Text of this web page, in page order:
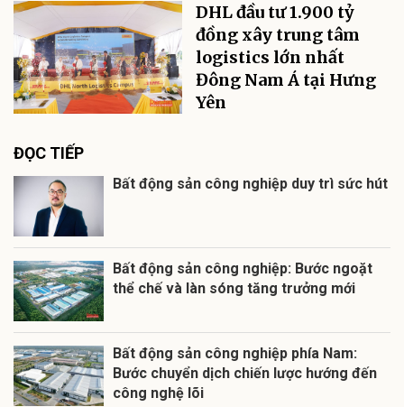
DHL đầu tư 1.900 tỷ
đồng xây trung tâm
logistics lớn nhất
Đông Nam Á tại Hưng
Yên
ĐỌC TIẾP
Bất động sản công nghiệp duy trì sức hút
Bất động sản công nghiệp: Bước ngoặt
thể chế và làn sóng tăng trưởng mới
Bất động sản công nghiệp phía Nam:
Bước chuyển dịch chiến lược hướng đến
công nghệ lõi